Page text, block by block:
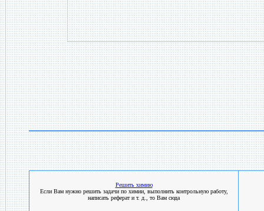
Решить химию
Если Вам нужно решить задачи по химии, выполнить контрольную работу,
написать реферат и т. д., то Вам сюда